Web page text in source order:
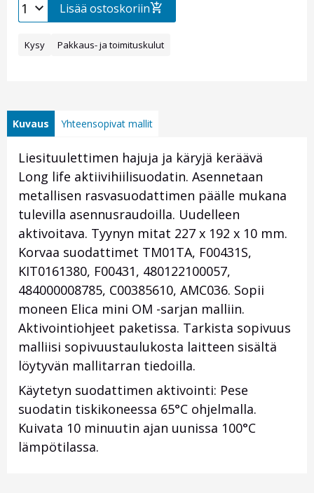
Lisää ostoskoriin
Kysy Pakkaus- ja toimituskulut
Kuvaus Yhteensopivat mallit
Liesituulettimen hajuja ja käryjä keräävä
Long life aktiivihiilisuodatin. Asennetaan
metallisen rasvasuodattimen päälle mukana
tulevilla asennusraudoilla. Uudelleen
aktivoitava. Tyynyn mitat 227 x 192 x 10 mm.
Korvaa suodattimet TM01TA, F00431S,
KIT0161380, F00431, 480122100057,
484000008785, C00385610, AMC036. Sopii
moneen Elica mini OM -sarjan malliin.
Aktivointiohjeet paketissa. Tarkista sopivuus
malliisi sopivuustaulukosta laitteen sisältä
löytyvän mallitarran tiedoilla.
Käytetyn suodattimen aktivointi: Pese
suodatin tiskikoneessa 65°C ohjelmalla.
Kuivata 10 minuutin ajan uunissa 100°C
lämpötilassa.